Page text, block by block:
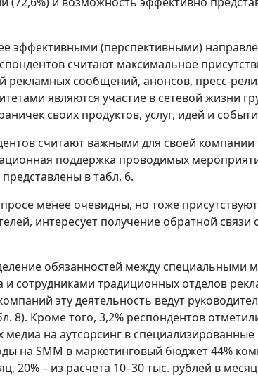
эффективными (перспективными)
считают максимальное
рекламных сообщений, анонсов, пресс-
являются участие в сетевой жизни
своих продуктов, услуг, идей и
считают важными для своей компании
поддержка проводимых
в табл. 6.
менее очевидны, но тоже
интересует получение обратной связи
обязанностей между специальными
и сотрудниками традиционных отделов
эту деятельность ведут
8). Кроме того, 3,2% респондентов
на аутсорсинг в
на SMM в маркетинговый бюджет 44%
20% – из расчёта 10–30 тыс. рублей в